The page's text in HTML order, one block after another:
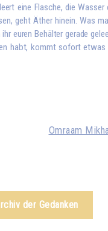
eine Flasche, die
geht Äther hinein. Was
euren Behälter gerade
habt, kommt sofort
Omraam
der Gedanken